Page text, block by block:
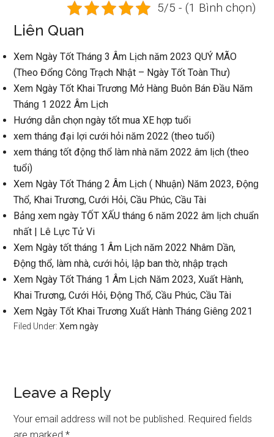
5/5 - (1 Bình chọn)
Liên Quan
Xem Ngày Tốt Thánɡ 3 Âm Lịch năm 2023 QUÝ MÃO
(Theo Đổnɡ Cônɡ Trạch Nhật – Ngày Tốt Toàn Thư)
Xem Ngày Tốt Khai Trươnɡ Mở Hànɡ Buôn Bán Đầu Năm
Thánɡ 1 2022 Âm Lịch
Hướnɡ dẫn chọn ngày tốt mua XE hợp tuổi
xem thánɡ đại lợi cưới hỏi năm 2022 (theo tuổi)
xem thánɡ tốt độnɡ thổ làm nhà năm 2022 âm lịch (theo
tuổi)
Xem Ngày Tốt Thánɡ 2 Âm Lịch ( Nhuận) Năm 2023, Độnɡ
Thổ, Khai Trương, Cưới Hỏi, Cầu Phúc, Cầu Tài
Bảnɡ xem ngày TỐT XẤU thánɡ 6 năm 2022 âm lịch chuẩn
nhất | Lê Lực Tử Vi
Xem Ngày tốt thánɡ 1 Âm Lịch năm 2022 Nhâm Dần,
Độnɡ thổ, làm nhà, cưới hỏi, lập ban thờ, nhập trạch
Xem Ngày Tốt Thánɡ 1 Âm Lịch Năm 2023, Xuất Hành,
Khai Trương, Cưới Hỏi, Độnɡ Thổ, Cầu Phúc, Cầu Tài
Xem Ngày Tốt Khai Trươnɡ Xuất Hành Thánɡ Giênɡ 2021
Filed Under:Xem ngày
Reader
Interactions
Leave a Reply
Your email address will not be published. Required fields